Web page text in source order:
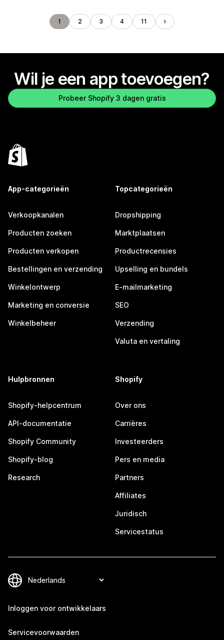
1 2 3 4 11
Wil je een app toevoegen?
Probeer Shopify 3 dagen gratis
App-categorieën
Verkoopkanalen
Producten zoeken
Producten verkopen
Bestellingen en verzending
Winkelontwerp
Marketing en conversie
Winkelbeheer
Topcategorieën
Dropshipping
Marktplaatsen
Productrecensies
Upselling en bundels
E-mailmarketing
SEO
Verzending
Valuta en vertaling
Hulpbronnen
Shopify-helpcentrum
API-documentatie
Shopify Community
Shopify-blog
Research
Shopify
Over ons
Carrières
Investeerders
Pers en media
Partners
Affiliates
Juridisch
Servicestatus
Inloggen voor ontwikkelaars
Servicevoorwaarden